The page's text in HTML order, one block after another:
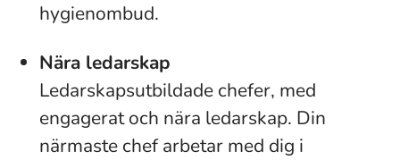
hygienombud.
Nära ledarskap
Ledarskapsutbildade chefer, med
engagerat och nära ledarskap. Din
närmaste chef arbetar med dig i